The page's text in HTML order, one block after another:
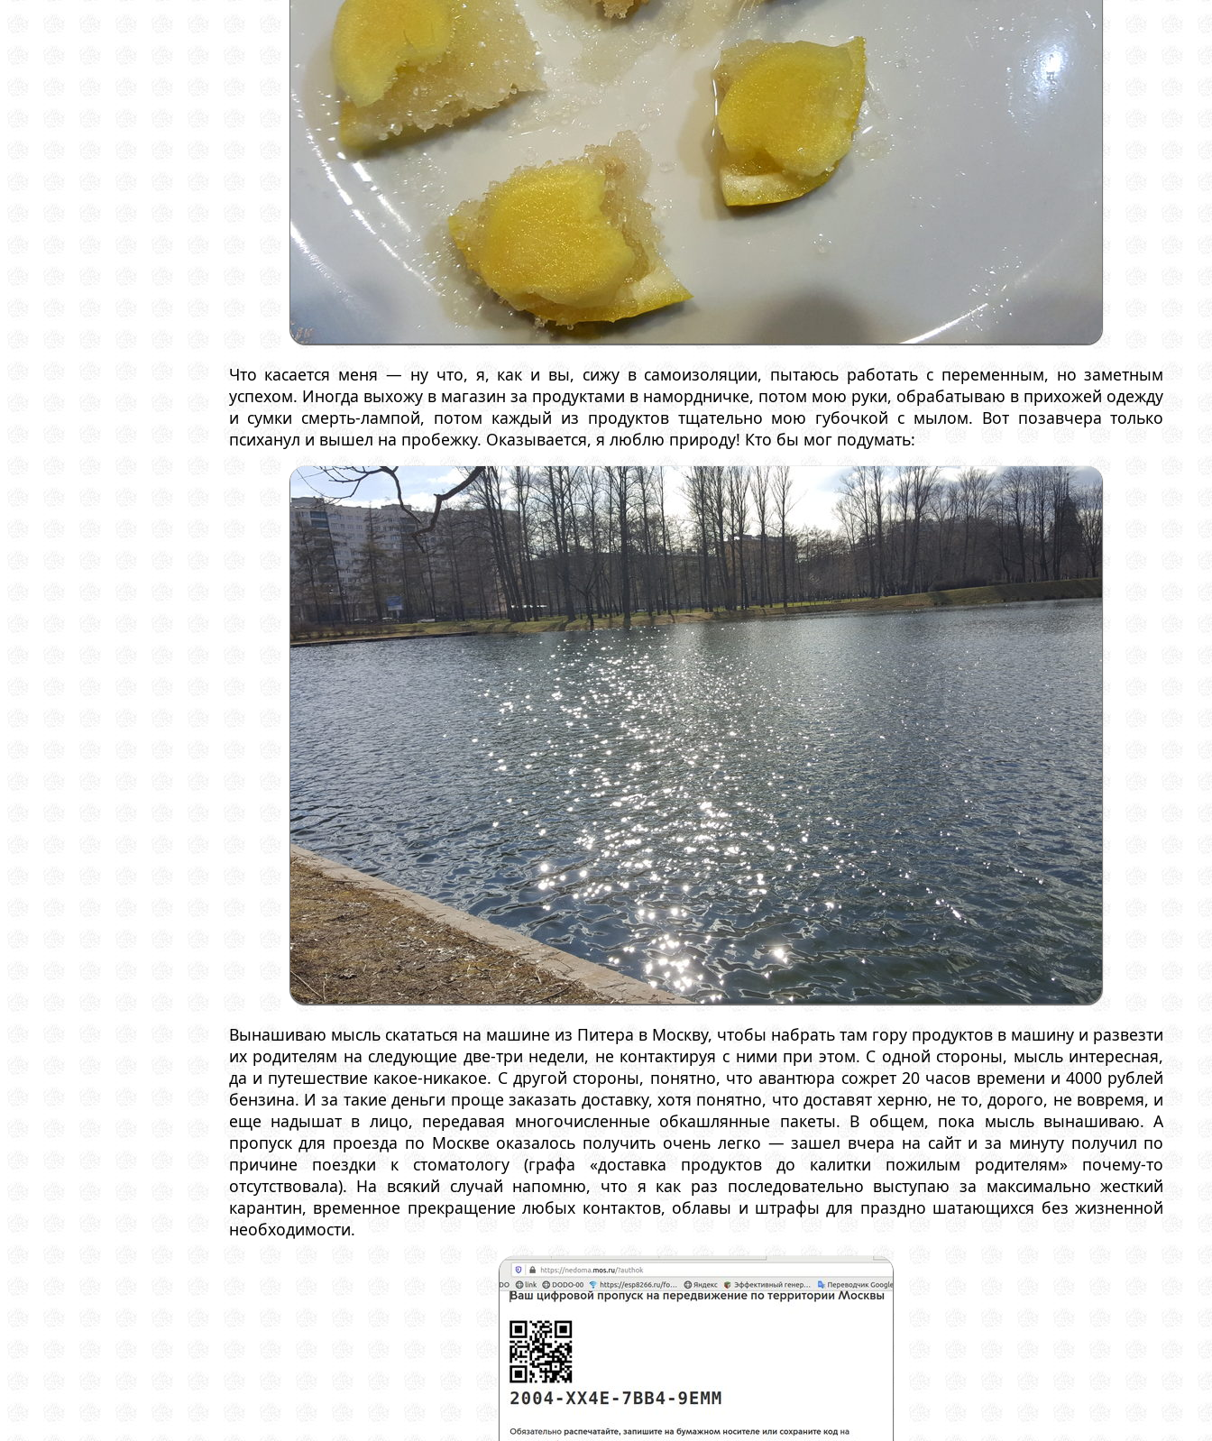
Что касается меня — ну что, я, как и вы, сижу в самоизоляции, пытаюсь работать с переменным, но заметным
успехом. Иногда выхожу в магазин за продуктами в намордничке, потом мою руки, обрабатываю в прихожей одежду
и сумки смерть-лампой, потом каждый из продуктов тщательно мою губочкой с мылом. Вот позавчера только
психанул и вышел на пробежку. Оказывается, я люблю природу! Кто бы мог подумать:
Вынашиваю мысль скататься на машине из Питера в Москву, чтобы набрать там гору продуктов в машину и развезти
их родителям на следующие две-три недели, не контактируя с ними при этом. С одной стороны, мысль интересная,
да и путешествие какое-никакое. С другой стороны, понятно, что авантюра сожрет 20 часов времени и 4000 рублей
бензина. И за такие деньги проще заказать доставку, хотя понятно, что доставят херню, не то, дорого, не вовремя, и
еще надышат в лицо, передавая многочисленные обкашлянные пакеты. В общем, пока мысль вынашиваю. А
пропуск для проезда по Москве оказалось получить очень легко — зашел вчера на сайт и за минуту получил по
причине поездки к стоматологу (графа «доставка продуктов до калитки пожилым родителям» почему-то
отсутствовала). На всякий случай напомню, что я как раз последовательно выступаю за максимально жесткий
карантин, временное прекращение любых контактов, облавы и штрафы для праздно шатающихся без жизненной
необходимости.